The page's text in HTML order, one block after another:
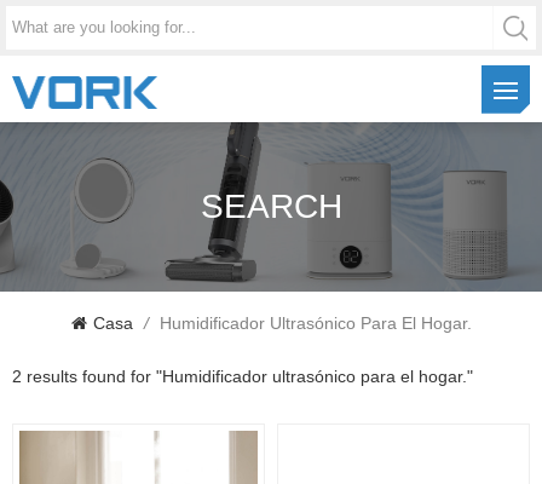
SEARCH
Casa / Humidificador Ultrasónico Para El Hogar.
2 results found for "Humidificador ultrasónico para el hogar."